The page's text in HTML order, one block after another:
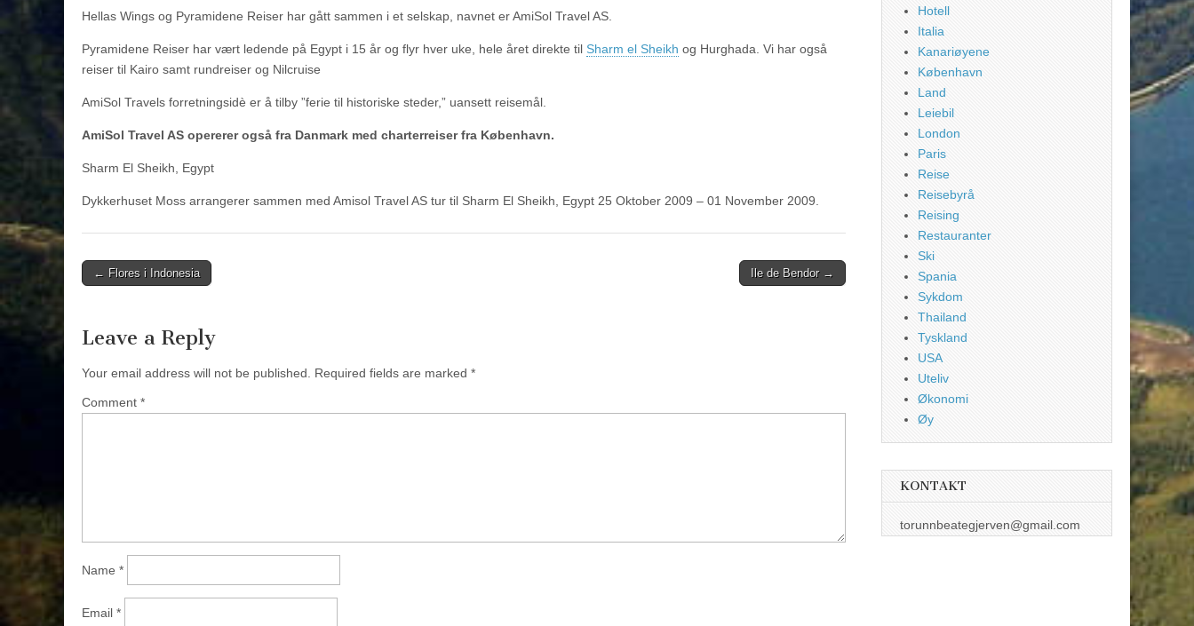
Hellas Wings og Pyramidene Reiser har gått sammen i et selskap, navnet er AmiSol Travel AS.
Pyramidene Reiser har vært ledende på Egypt i 15 år og flyr hver uke, hele året direkte til Sharm el Sheikh og Hurghada. Vi har også
reiser til Kairo samt rundreiser og Nilcruise
AmiSol Travels forretningsidè er å tilby ”ferie til historiske steder,” uansett reisemål.
AmiSol Travel AS opererer også fra Danmark med charterreiser fra København.
Sharm El Sheikh, Egypt
Dykkerhuset Moss arrangerer sammen med Amisol Travel AS tur til Sharm El Sheikh, Egypt 25 Oktober 2009 – 01 November 2009.
Post
← Flores i Indonesia Ile de Bendor →
Leave a Reply
Your email address will not be published. Required fields are marked *
Comment *
Name *
Email *
Hotell
Italia
Kanariøyene
København
Land
Leiebil
London
Paris
Reise
Reisebyrå
Reising
Restauranter
Ski
Spania
Sykdom
Thailand
Tyskland
USA
Uteliv
Økonomi
Øy
KONTAKT
torunnbeategjerven@gmail.com